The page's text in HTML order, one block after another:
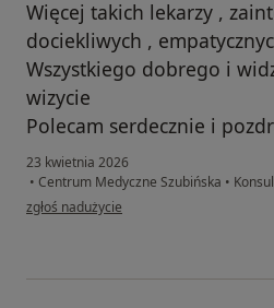
Więcej takich lekarzy ,
dociekliwych ,
Wszystkiego dobrego i
wizycie
Polecam serdecznie i
23 kwietnia 2026
• Centrum Medyczne Szubińska •
w opinii użytkownika Agnieszka
zgłoś nadużycie